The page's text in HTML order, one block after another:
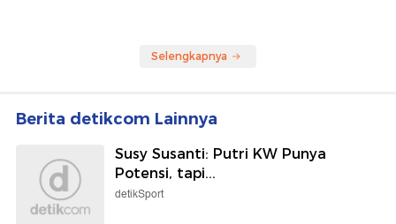
Selengkapnya
Berita detikcom Lainnya
Susy Susanti: Putri KW Punya
Potensi, tapi...
detikSport